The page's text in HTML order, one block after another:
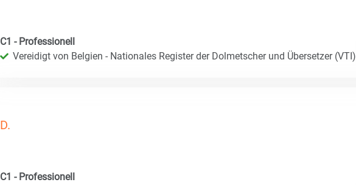
C1 - Professionell
Vereidigt von Belgien - Nationales Register der Dolmetscher und Übersetzer (VTI)
D.
C1 - Professionell